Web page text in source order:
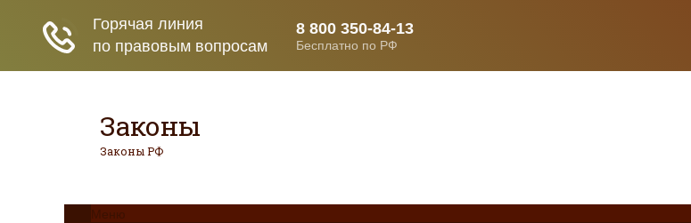
Законы
Законы РФ
Меню